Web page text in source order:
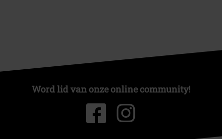
Word lid van onze online community!